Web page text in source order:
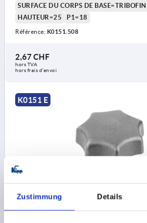
Zustimmung Details
SURFACE DU CORPS DE
HAUTEUR=25
P1=18
Référence: K0151.508
2,67 CHF
hors TVA
hors frais d’envoi
K0151 E
FONTE GRISE
FILETAGE=M10
DIAMÈTRE